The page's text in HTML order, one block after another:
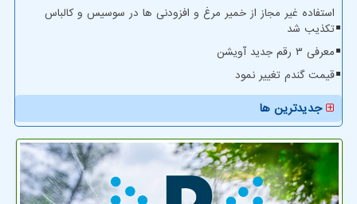
استفاده غیر مجاز از خمیر مرغ و افزودنی ها در سوسیس و کالباس
تکذیب شد
معرفی ۳ رقم جدید آویشن
قیمت گندم تغییر نمود
جدیدترین ها